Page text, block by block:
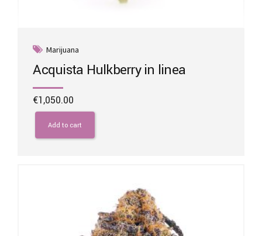
Marijuana
Acquista Hulkberry in linea
€1,050.00
Add to cart